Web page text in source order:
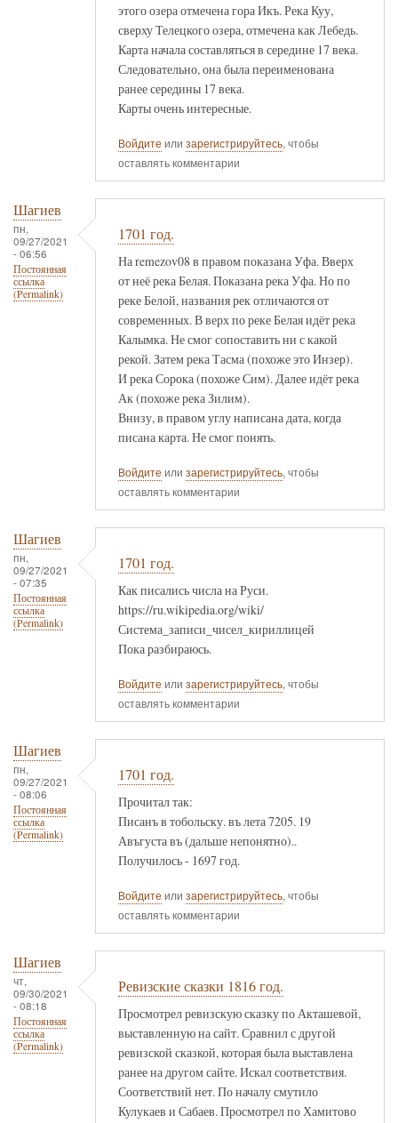
этого озера отмечена гора Икъ. Река Куу,
сверху Телецкого озера, отмечена как Лебедь.
Карта начала составляться в середине 17 века.
Следовательно, она была переименована
ранее середины 17 века.
Карты очень интересные.
Войдите или зарегистрируйтесь, чтобы
оставлять комментарии
Шагиев
пн,
09/27/2021
- 06:56
Постоянная
ссылка
(Permalink)
1701 год.
На remezov08 в правом показана Уфа. Вверх
от неё река Белая. Показана река Уфа. Но по
реке Белой, названия рек отличаются от
современных. В верх по реке Белая идёт река
Калымка. Не смог сопоставить ни с какой
рекой. Затем река Тасма (похоже это Инзер).
И река Сорока (похоже Сим). Далее идёт река
Ак (похоже река Зилим).
Внизу, в правом углу написана дата, когда
писана карта. Не смог понять.
Войдите или зарегистрируйтесь, чтобы
оставлять комментарии
Шагиев
пн,
09/27/2021
- 07:35
Постоянная
ссылка
(Permalink)
1701 год.
Как писались числа на Руси.
https://ru.wikipedia.org/wiki/
Система_записи_чисел_кириллицей
Пока разбираюсь.
Войдите или зарегистрируйтесь, чтобы
оставлять комментарии
Шагиев
пн,
09/27/2021
- 08:06
Постоянная
ссылка
(Permalink)
1701 год.
Прочитал так:
Писанъ в тобольску. въ лета 7205. 19
Авъгуста въ (дальше непонятно)..
Получилось - 1697 год.
Войдите или зарегистрируйтесь, чтобы
оставлять комментарии
Шагиев
чт,
09/30/2021
- 08:18
Постоянная
ссылка
(Permalink)
Ревизские сказки 1816 год.
Просмотрел ревизскую сказку по Акташевой,
выставленную на сайт. Сравнил с другой
ревизской сказкой, которая была выставлена
ранее на другом сайте. Искал соответствия.
Соответствий нет. По началу смутило
Кулукаев и Сабаев. Просмотрел по Хамитово